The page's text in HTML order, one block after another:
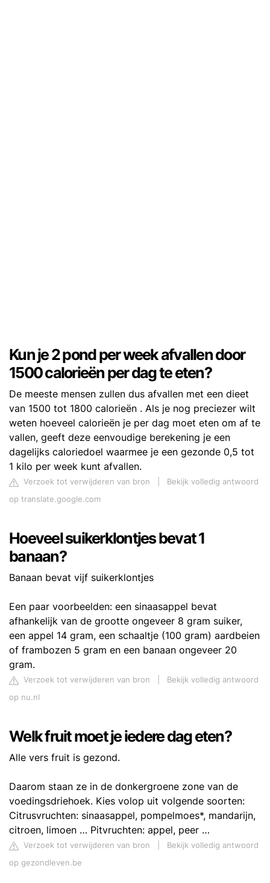
Kun je 2 pond per week afvallen door
1500 calorieën per dag te eten?
De meeste mensen zullen dus afvallen met een dieet
van 1500 tot 1800 calorieën . Als je nog preciezer wilt
weten hoeveel calorieën je per dag moet eten om af te
vallen, geeft deze eenvoudige berekening je een
dagelijks caloriedoel waarmee je een gezonde 0,5 tot
1 kilo per week kunt afvallen.
Verzoek tot verwijderen van bron
Bekijk volledig antwoord
op translate.google.com
Hoeveel suikerklontjes bevat 1
banaan?
Banaan bevat vijf suikerklontjes
Een paar voorbeelden: een sinaasappel bevat
afhankelijk van de grootte ongeveer 8 gram suiker,
een appel 14 gram, een schaaltje (100 gram) aardbeien
of frambozen 5 gram en een banaan ongeveer 20
gram.
Verzoek tot verwijderen van bron
Bekijk volledig antwoord
op nu.nl
Welk fruit moet je iedere dag eten?
Alle vers fruit is gezond.
Daarom staan ze in de donkergroene zone van de
voedingsdriehoek. Kies volop uit volgende soorten:
Citrusvruchten: sinaasappel, pompelmoes*, mandarijn,
citroen, limoen … Pitvruchten: appel, peer …
Verzoek tot verwijderen van bron
Bekijk volledig antwoord
op gezondleven.be